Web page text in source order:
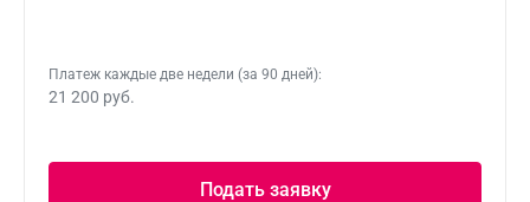
Платеж каждые две недели (за 90 дней):
21 200 руб.
Подать заявку